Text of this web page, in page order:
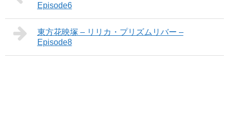
Episode6
東方花映塚 – リリカ・プリズムリバー –
Episode8